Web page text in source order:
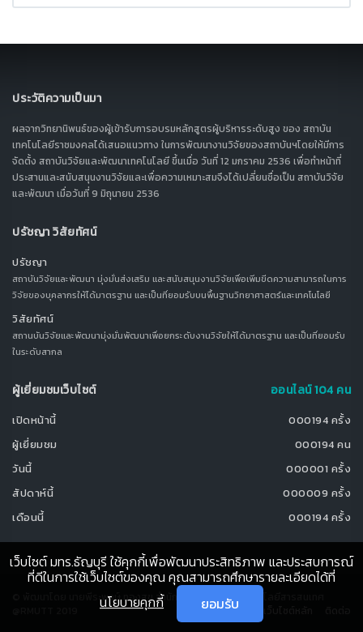
ประวัติความเป็นมา
ผลจากวิทยานิพนธ์ของผู้เข้ารับการอบรมหลักสูตรผู้บริหารระดับสูง ของ สถาบัน
เทคโนโลยีราชมงคลได้เสนอแนวทาง ในการพัฒนางานวิจัยของสถาบันฯโดยให้มีการ
จัดตั้ง สถาบันวิจัยและพัฒนาเทคโนโลยี ขึ้นเมื่อ วันที่ 12 มกราคม 2536 เพื่อทำหน้าที่
ประสานและสนับสนุนงานวิจัยและเพื่อความเหมาะสมจึงได้เปลี่ยนชื่อเป็น สถาบันวิจัย
และพัฒนา เมื่อวันที่ 9 มิถุนายน 2536
ปรัชญา วิสัยทัศน์
ปรัชญา
สถาบันวิจัยและพัฒนา มุ่งมั่นส่งเสริม และสนับสนุนงานวิจัยเพื่อเพิ่มขีดความสามารถในการ
วิจัยของบุคลากรให้ได้มาตรฐาน และเป็นที่ยอมรับบนพื้นฐานวิทยาศาสตร์และเทคโนโลยี
วิสัยทัศน์
สถานบันวิจัยและพัฒนามุ่งมั่นพัฒนาเพื่อยกระดับงานวิจัยให้ได้มาตรฐาน และเป็นที่ยอมรับ
ในระดับสากล
ผู้เยี่ยมชมเว็บไซต์ ออนไลน์ 104 คน
เปิดหน้านี้
000194 ครั้ง
ผู้เยี่ยมชม
000194 คน
วันนี้
000001 ครั้ง
สัปดาห์นี้
000009 ครั้ง
เดือนนี้
000194 ครั้ง
© พัฒนาโดย นายพีระพงษ์ ทองสุข สำนักวิทยบริการและเทคโนโลยีสารสนเทศ
เว็บไซต์ มทร.ธัญบุรี ใช้คุกกี้เพื่อพัฒนาประสิทธิภาพ และประสบการณ์
ที่ดีในการใช้เว็บไซต์ของคุณ คุณสามารถศึกษารายละเอียดได้ที่
นโยบายคุกกี้
ยอมรับ